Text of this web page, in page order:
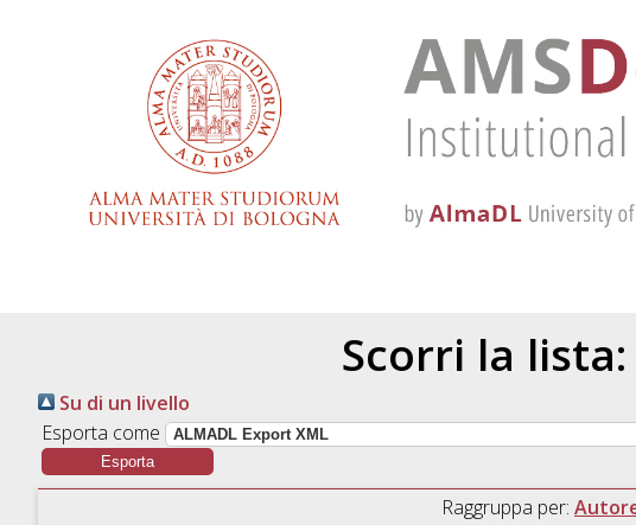
Scorri la
Su di un livello
Esporta come
Raggruppa per: